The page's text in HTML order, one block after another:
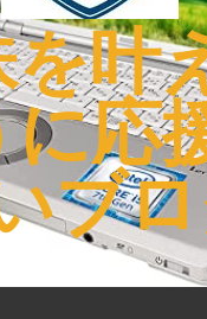
叶
応
ブ